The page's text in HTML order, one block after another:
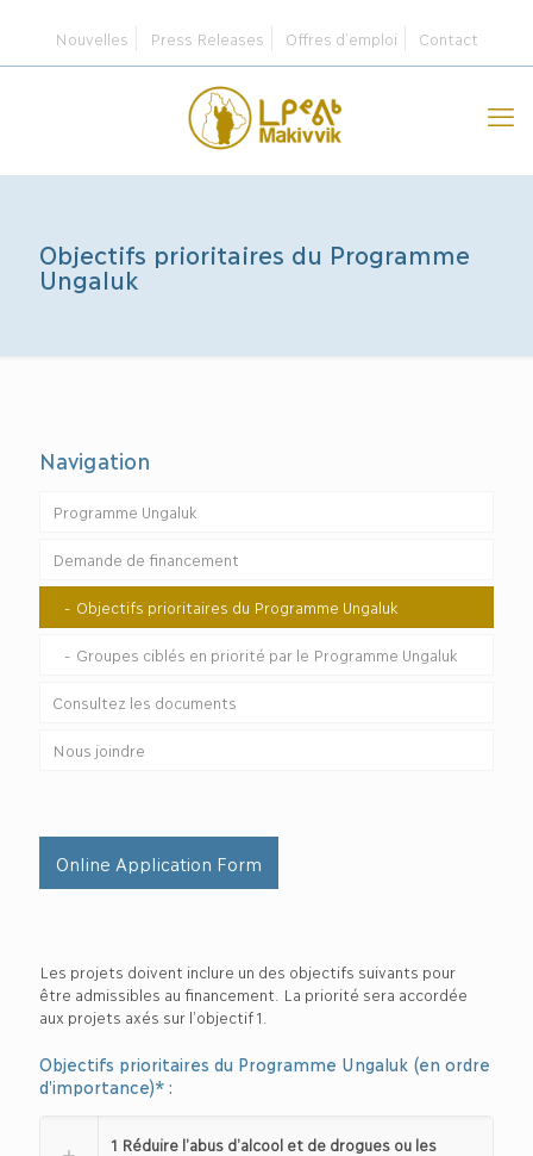
Nouvelles Press Releases Offres d’emploi Contact
Objectifs prioritaires du Programme
Ungaluk
Navigation
Programme Ungaluk
Demande de financement
Objectifs prioritaires du Programme Ungaluk
Groupes ciblés en priorité par le Programme Ungaluk
Consultez les documents
Nous joindre
Online Application Form
Les projets doivent inclure un des objectifs suivants pour
être admissibles au financement. La priorité sera accordée
aux projets axés sur l’objectif 1.
Objectifs prioritaires du Programme Ungaluk (en ordre
d’importance)* :
1 Réduire l’abus d’alcool et de drogues ou les